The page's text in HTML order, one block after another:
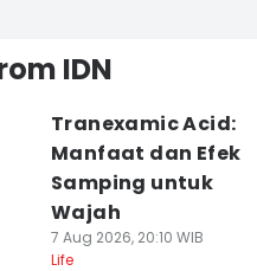
IDN
Tranexamic Acid:
Manfaat dan Efek
Samping untuk
Wajah
7 Aug 2026, 20:10 WIB
Life